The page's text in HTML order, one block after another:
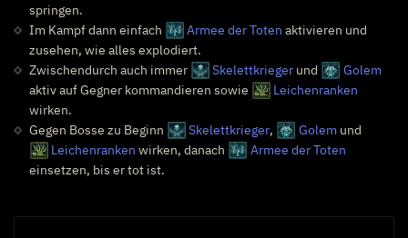
springen.
Im Kampf dann einfach
Armee der Toten aktivieren und
zusehen, wie alles explodiert.
Zwischendurch auch immer
Skelettkrieger und
Golem
aktiv auf Gegner kommandieren sowie
Leichenranken
wirken.
Gegen Bosse zu Beginn
Skelettkrieger, Golemund
Leichenranken wirken, danach
Armee der Toten
einsetzen, bis er tot ist.